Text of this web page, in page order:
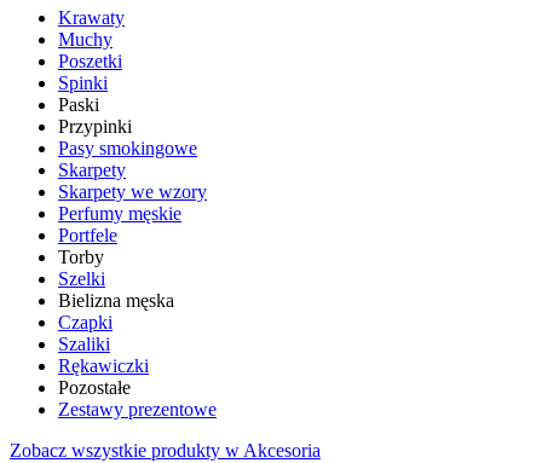
Krawaty
Muchy
Poszetki
Spinki
Paski
Przypinki
Pasy smokingowe
Skarpety
Skarpety we wzory
Perfumy męskie
Portfele
Torby
Szelki
Bielizna męska
Czapki
Szaliki
Rękawiczki
Pozostałe
Zestawy prezentowe
Zobacz wszystkie produkty w Akcesoria